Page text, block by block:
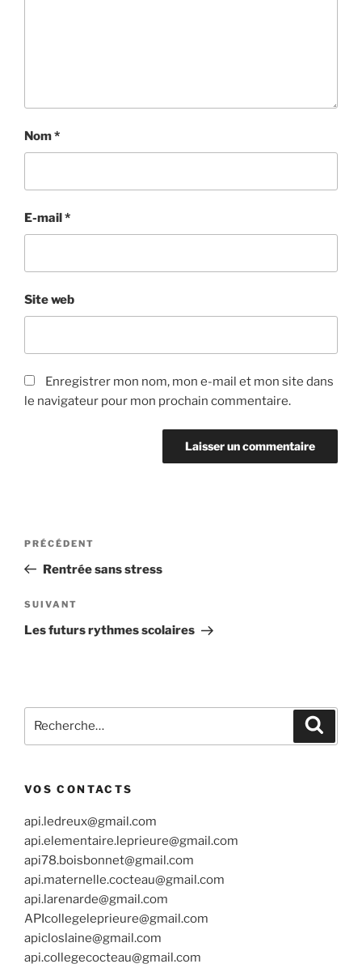
Nom*
E-mail*
Site web
Enregistrer mon nom, mon e-mail et mon site dans
le navigateur pour mon prochain commentaire.
Navigation
l’article
Article
précédent
PRÉCÉDENT
Rentrée sans stress
Article
suivant
SUIVANT
Les futurs rythmes scolaires
pour
VOS CONTACTS
api.ledreux@gmail.com
api.elementaire.leprieure@gmail.com
api78.boisbonnet@gmail.com
api.maternelle.cocteau@gmail.com
api.larenarde@gmail.com
APIcollegeleprieure@gmail.com
apicloslaine@gmail.com
api.collegecocteau@gmail.com